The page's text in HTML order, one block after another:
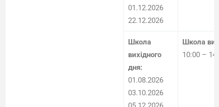
01.12.2026
22.12.2026
Школа
вихідного
дня:
01.08.2026
03.10.2026
Школа
10:00 –